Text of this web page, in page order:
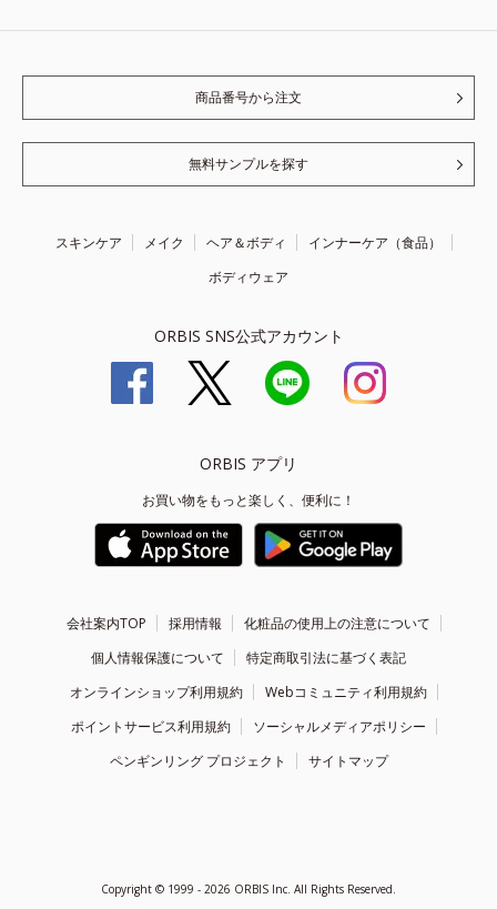
商品番号から注文
無料サンプルを探す
スキンケア メイク ヘア＆ボディ
インナーケア（食品）
ボディウェア
ORBIS SNS公式アカウント
ORBIS アプリ
お買い物をもっと楽しく、便利に！
会社案内TOP 採用情報
化粧品の使用上の注意について
個人情報保護について
特定商取引法に基づく表記
オンラインショップ利用規約
Webコミュニティ利用規約
ポイントサービス利用規約
ソーシャルメディアポリシー
ペンギンリング プロジェクト
サイトマップ
Copyright © 1999 - 2026 ORBIS Inc. All Rights Reserved.